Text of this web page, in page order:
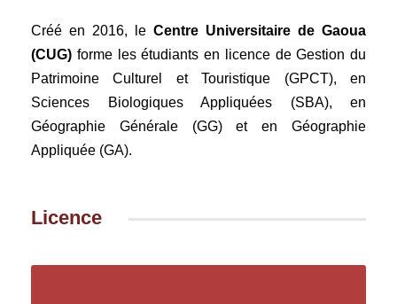
Créé en 2016, le Centre Universitaire de Gaoua
(CUG) forme les étudiants en licence de Gestion du
Patrimoine Culturel et Touristique (GPCT), en
Sciences Biologiques Appliquées (SBA), en
Géographie Générale (GG) et en Géographie
Appliquée (GA).
Licence